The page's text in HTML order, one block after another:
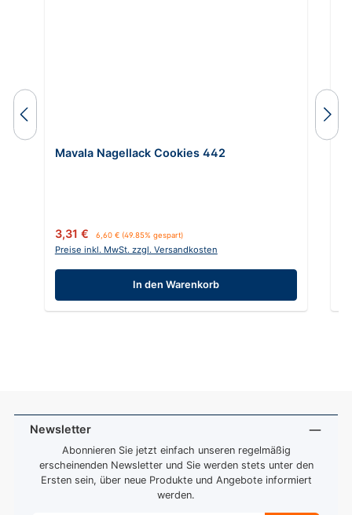
Mavala Nagellack Cookies 442
Verkaufspreis:
3,31 € Regulärer Preis:
6,60 € (49.85% gespart)
Preise inkl. MwSt. zzgl. Versandkosten
In den Warenkorb
Newsletter
Abonnieren Sie jetzt einfach unseren regelmäßig
erscheinenden Newsletter und Sie werden stets unter den
Ersten sein, über neue Produkte und Angebote informiert
werden.